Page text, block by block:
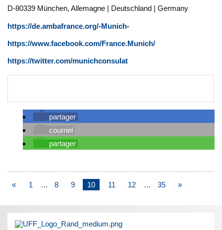
D-80339 München, Allemagne | Deutschland | Germany
https://de.ambafrance.org/-Munich-
https://www.facebook.com/France.Munich/
https://twitter.com/munichconsulat
partager
courriel
partager
« 1 … 8 9 10 11 12 … 35 »